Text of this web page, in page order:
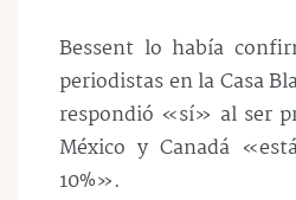
Bessent lo había
periodistas en la Casa
respondió «sí» al ser
México y Canadá
10%».